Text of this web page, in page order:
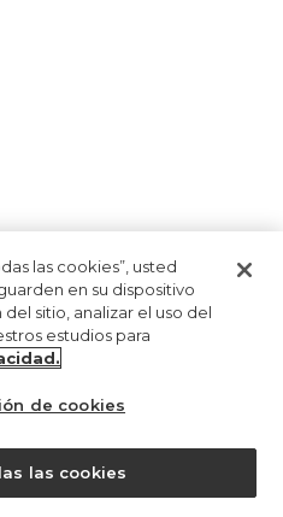
las cookies”, usted
en su dispositivo
sitio, analizar el uso del
estudios para
de cookies
las cookies